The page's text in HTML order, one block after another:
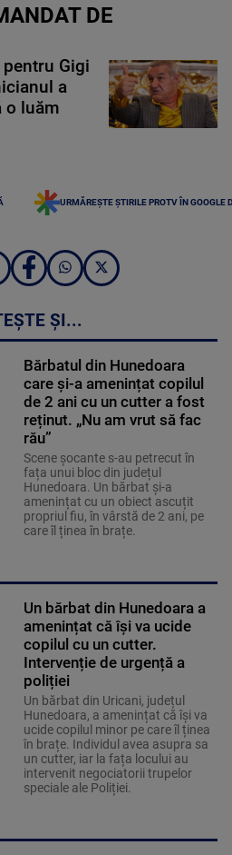
DE
Gigi
a
o luăm
URMĂREȘTE ȘTIRILE PROTV ÎN GOOGLE
ȘI...
Bărbatul din Hunedoara
care și-a amenințat copilul
de 2 ani cu un cutter a fost
reținut. „Nu am vrut să fac
rău”
Scene șocante s-au petrecut în
fața unui bloc din județul
Hunedoara. Un bărbat și-a
amenințat cu un obiect ascuțit
propriul fiu, în vârstă de 2 ani, pe
care îl ținea în brațe.
Un bărbat din Hunedoara a
amenințat că își va ucide
copilul cu un cutter.
Intervenție de urgență a
poliției
Un bărbat din Uricani, județul
Hunedoara, a amenințat că își va
ucide copilul minor pe care îl ținea
în brațe. Individul avea asupra sa
un cutter, iar la fața locului au
intervenit negociatorii trupelor
speciale ale Poliției.